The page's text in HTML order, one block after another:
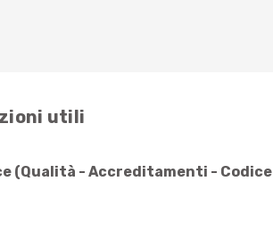
utili
(Qualità - Accreditamenti - Codice